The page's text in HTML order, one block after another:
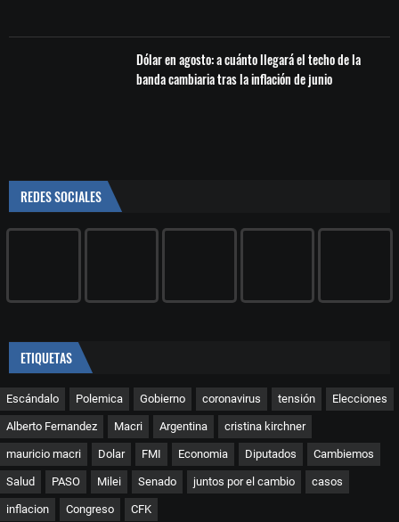
Dólar en agosto: a cuánto llegará el techo de la
banda cambiaria tras la inflación de junio
REDES SOCIALES
ETIQUETAS
Escándalo Polemica Gobierno coronavirus tensión Elecciones
Alberto Fernandez Macri Argentina cristina kirchner
mauricio macri Dolar FMI Economia Diputados Cambiemos
Salud PASO Milei Senado juntos por el cambio casos
inflacion Congreso CFK